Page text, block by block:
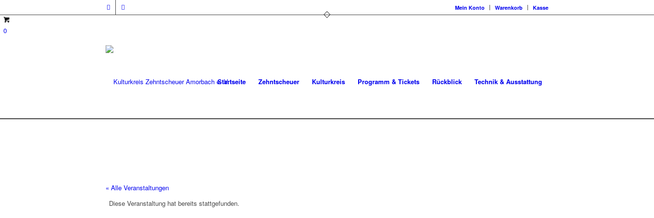
Mein Konto Warenkorb Kasse
0
Startseite Zehntscheuer Kulturkreis Programm & Tickets Rückblick Technik & Ausstattung
« Alle Veranstaltungen
Diese Veranstaltung hat bereits stattgefunden.